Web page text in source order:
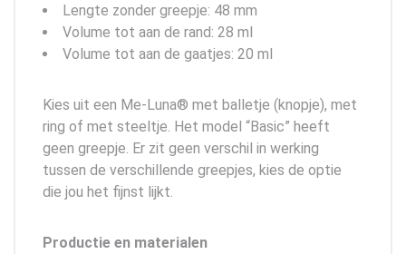
Lengte zonder greepje: 48 mm
Volume tot aan de rand: 28 ml
Volume tot aan de gaatjes: 20 ml
Kies uit een Me-Luna® met balletje (knopje), met
ring of met steeltje. Het model “Basic” heeft
geen greepje. Er zit geen verschil in werking
tussen de verschillende greepjes, kies de optie
die jou het fijnst lijkt.
Productie en materialen